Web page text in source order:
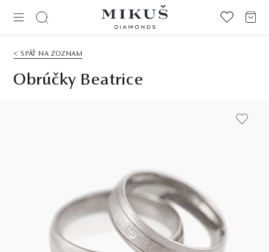
< SPÄŤ NA ZOZNAM
Obrúčky Beatrice